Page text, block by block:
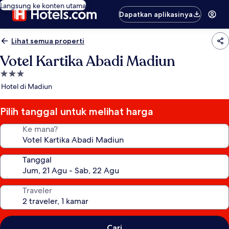
Langsung ke konten utama
Dapatkan aplikasinya
Lihat semua properti
Votel Kartika Abadi Madiun
Properti
bintang
Hotel di Madiun
Pilih tanggal untuk melihat harga
Ke mana?
Tanggal
Traveler